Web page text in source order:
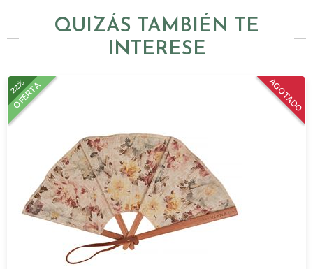
QUIZÁS TAMBIÉN TE
INTERESE
AGOTADO
22%
OFERTA